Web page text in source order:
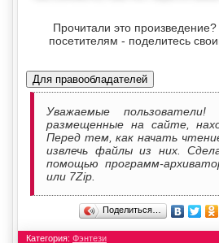
Прочитали это
посетителям - поделитесь
Для правообладателей
Уважаемые
размещенные на сайте,
Перед тем, как начать
извлечь файлы из них.
помощью программ-
или 7Zip.
Поделиться…
Категория: Фэнтези